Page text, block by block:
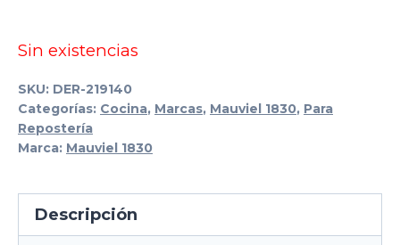
Sin existencias
SKU: DER-219140
Categorías: Cocina, Marcas, Mauviel 1830, Para
Repostería
Marca: Mauviel 1830
Descripción